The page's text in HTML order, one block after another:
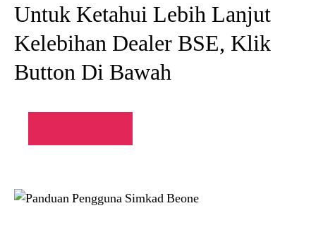
Untuk Ketahui Lebih Lanjut
Kelebihan Dealer BSE, Klik
Button Di Bawah